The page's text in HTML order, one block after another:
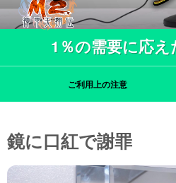
1％の需要に応
ご利用上の注意
鏡に口紅で謝罪